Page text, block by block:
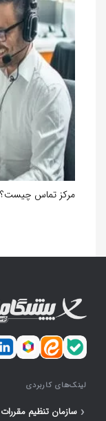
مرکز تماس چیست؟
لینک‌های کاربردی
‹ سازمان تنظیم مقررات